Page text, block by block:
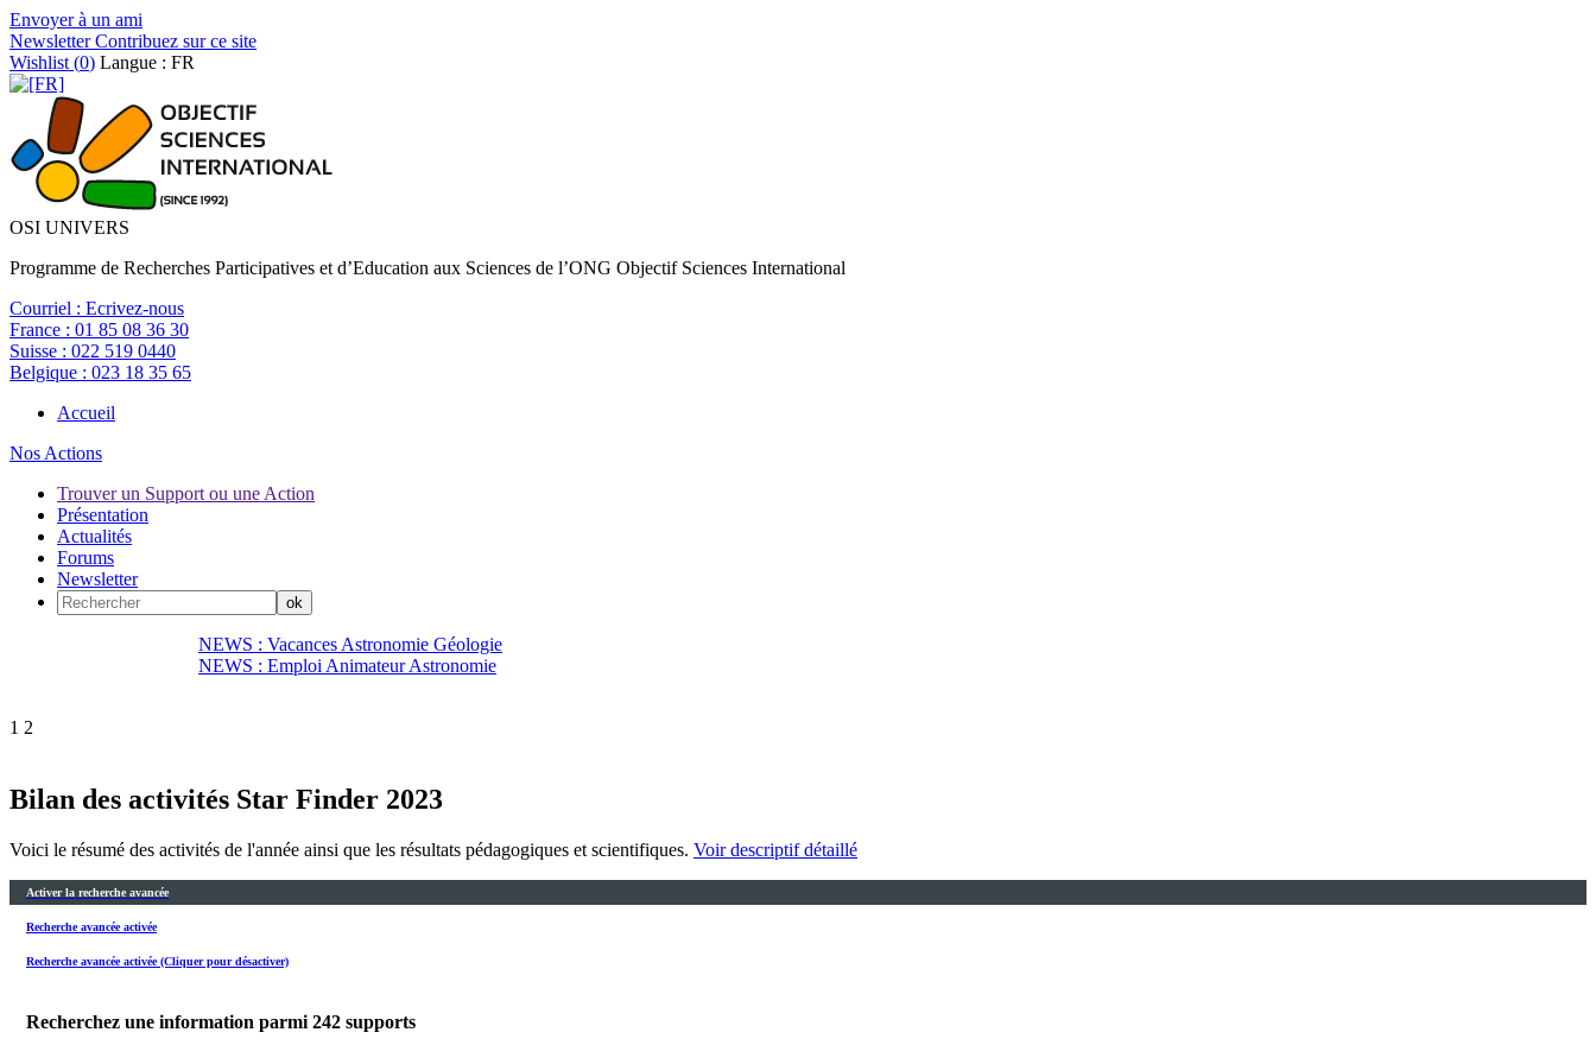
Envoyer à un ami
NewsletterContribuez sur ce site
Wishlist (0) Langue : FR
OSI UNIVERS
Programme de Recherches Participatives et d’Education aux Sciences de l’ONG Objectif Sciences International
Courriel : Ecrivez-nous
France : 01 85 08 36 30
Suisse : 022 519 0440
Belgique : 023 18 35 65
Accueil
Nos Actions
Trouver un Support ou une Action
Présentation
Actualités
Forums
Newsletter
NEWS : Vacances Astronomie Géologie
NEWS : Emploi Animateur Astronomie
1 2
Bilan des activités Star Finder 2023
Voici le résumé des activités de l'année ainsi que les résultats pédagogiques et scientifiques. Voir descriptif détaillé
Activer la recherche avancée
Recherche avancée activée
Recherche avancée activée (Cliquer pour désactiver)
Recherchez une information parmi 242 supports